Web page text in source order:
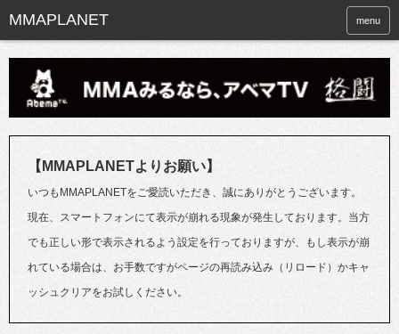
menu
【MMAPLANETよりお願い】
いつもMMAPLANETをご愛読いただき、誠にありがとうございます。
現在、スマートフォンにて表示が崩れる現象が発生しております。当方
でも正しい形で表示されるよう設定を行っておりますが、もし表示が崩
れている場合は、お手数ですがページの再読み込み（リロード）かキャ
ッシュクリアをお試しください。